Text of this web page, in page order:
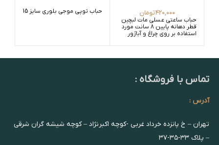
420,000تومان
حباب ساعتی عسلی مات لبچین
قطر دهانه پایین 8 سانت مورد
استفاده بر روی چراغ و آباژور
حباب توپی موجی بلوری سایز 15
تماس با فروشگاه :
آدرس :
تهران – خ پانزده خرداد غربی -کوچه اکبرنژاد – کوچه شیشه گران شرقی
– پلاک ۳۳-۳۵-۳۷